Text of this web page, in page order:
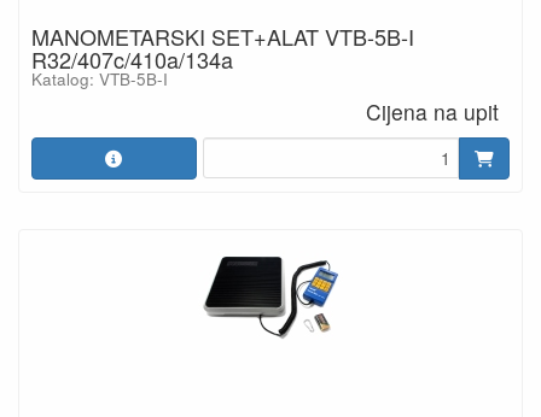
MANOMETARSKI SET+ALAT VTB-5B-I
R32/407c/410a/134a
Katalog: VTB-5B-I
Cijena na upit